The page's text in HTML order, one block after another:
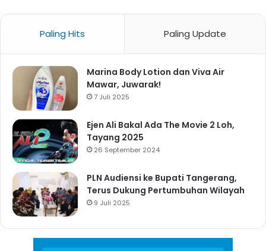
Paling Hits Paling Update
Marina Body Lotion dan Viva Air
Mawar, Juwarak!
7 Juli 2025
Ejen Ali Bakal Ada The Movie 2 Loh,
Tayang 2025
26 September 2024
PLN Audiensi ke Bupati Tangerang,
Terus Dukung Pertumbuhan Wilayah
9 Juli 2025